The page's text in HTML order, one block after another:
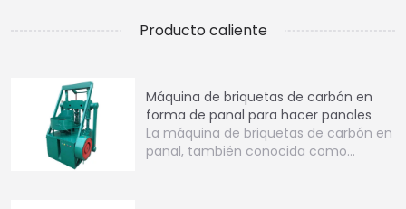
Producto caliente
Máquina de briquetas de carbón en
forma de panal para hacer panales
La máquina de briquetas de carbón en
panal, también conocida como…